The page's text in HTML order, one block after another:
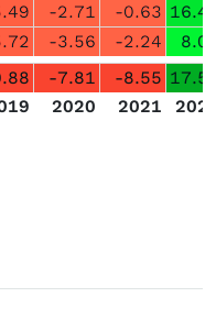
-2.71 -0.63
-3.56 -2.24
-7.81 -8.55
2020 2021